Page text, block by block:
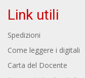
Link utili
Spedizioni
Come leggere i digitali
Carta del Docente